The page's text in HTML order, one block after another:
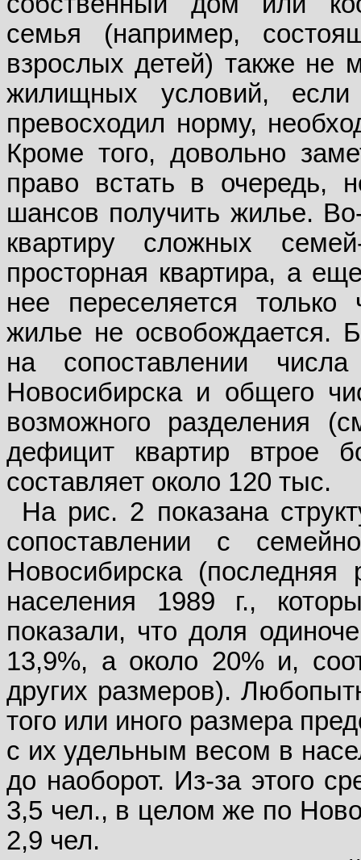
семья (например,
взрослых детей) также не
жилищных условий,
превосходил норму,
Кроме того, довольно
право встать в очередь,
шансов получить жилье.
квартиру сложных
просторная квартира, а
нее переселяется
жилье не освобождается.
на сопоставлении
Новосибирска и общего
возможного разделения
дефицит квартир втрое
составляет около 120 тыс.
На рис. 2 показана
сопоставлении с
Новосибирска
населения 1989 г.,
показали, что доля
13,9%, а около 20% и,
других размеров).
того или иного размера
с их удельным весом в
до наоборот. Из-за этого
3,5 чел., в целом же по
2,9 чел.